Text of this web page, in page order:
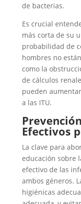
de bacterias.
Es crucial
más corta de su
probabilidad de
hombres no
como la
de cálculos
pueden
a las ITU.
Efectivos
La clave para
educación sobre
efectivo de las
ambos géneros.
higiénicas